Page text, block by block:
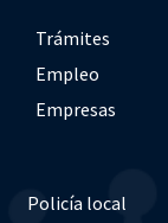
Trámites
Empleo
Empresas
Policía local